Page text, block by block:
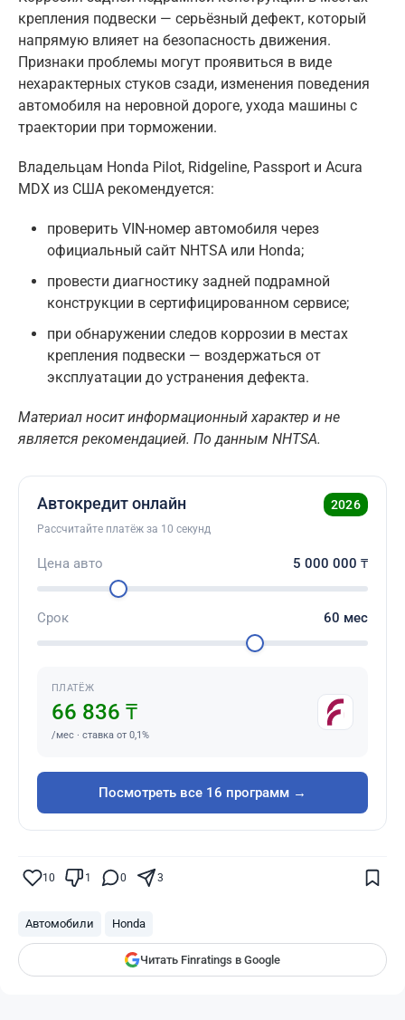
крепления подвески — серьёзный дефект, который
напрямую влияет на безопасность движения.
Признаки проблемы могут проявиться в виде
нехарактерных стуков сзади, изменения поведения
автомобиля на неровной дороге, ухода машины с
траектории при торможении.
Владельцам Honda Pilot, Ridgeline, Passport и Acura
MDX из США рекомендуется:
проверить VIN-номер автомобиля через
официальный сайт NHTSA или Honda;
провести диагностику задней подрамной
конструкции в сертифицированном сервисе;
при обнаружении следов коррозии в местах
крепления подвески — воздержаться от
эксплуатации до устранения дефекта.
Материал носит информационный характер и не
является рекомендацией. По данным NHTSA.
Автокредит онлайн 2026
Рассчитайте платёж за 10 секунд
Цена авто 5 000 000 ₸
Срок 60 мес
ПЛАТЁЖ
66 836 ₸
/мес · ставка от 0,1%
Посмотреть все 16 программ →
10 1 0 3
Автомобили Honda
Читать Finratings в Google
показываться вам